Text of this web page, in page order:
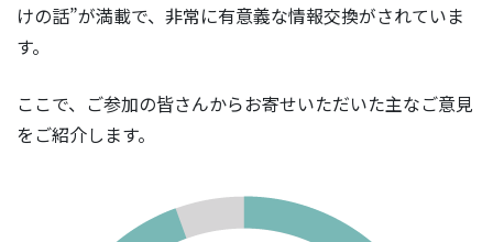
けの話”が満載で、非常に有意義な情報交換がされていま
す。
ここで、ご参加の皆さんからお寄せいただいた主なご意見
をご紹介します。